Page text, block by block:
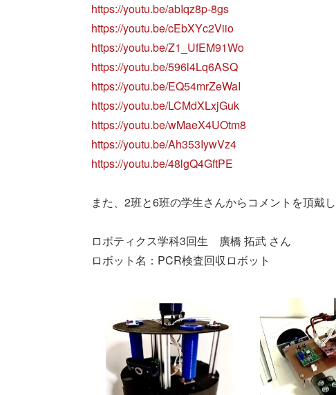
https://youtu.be/abIqz8p-8gs
https://youtu.be/cEbXYc2Viio
https://youtu.be/Z1_UfEM91Wo
https://youtu.be/596l4Lq6ASQ
https://youtu.be/EQ54mrZeWaI
https://youtu.be/LCMdXLxjGuk
https://youtu.be/wMaeX4UOtm8
https://youtu.be/Ah353IywVz4
https://youtu.be/48lgQ4GftPE
ロボット名：PCR検査回収ロボット